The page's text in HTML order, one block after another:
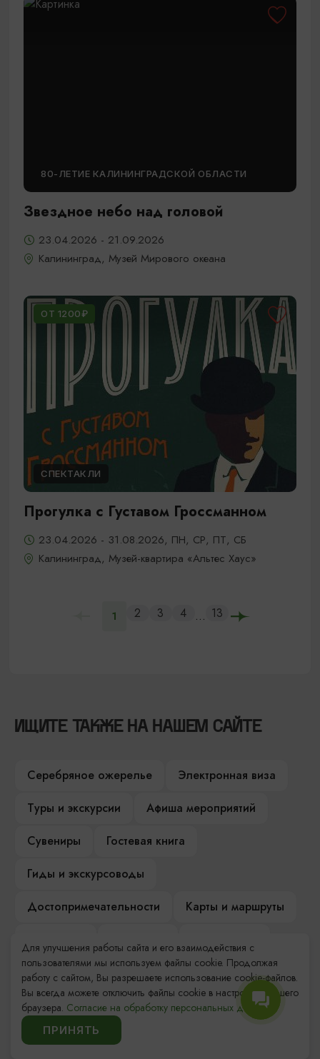
80-ЛЕТИЕ КАЛИНИНГРАДСКОЙ ОБЛАСТИ
Звездное небо над головой
23.04.2026 - 21.09.2026
Калининград, Музей Мирового океана
ОТ 1200₽
СПЕКТАКЛИ
Прогулка с Густавом Гроссманном
23.04.2026 - 31.08.2026, ПН, СР, ПТ, СБ
Калининград, Музей-квартира «Альтес Хаус»
1 2 3 4 ... 13
ИЩИТЕ ТАКЖЕ НА НАШЕМ САЙТЕ
Серебряное ожерелье
Электронная виза
Туры и экскурсии
Афиша мероприятий
Сувениры
Гостевая книга
Гиды и экскурсоводы
Достопримечательности
Карты и маршруты
Компас Балтийской кухни
Настоящий Калининградец
Музеи
Для улучшения работы сайта и его взаимодействия с
пользователями мы используем файлы cookie. Продолжая
работу с сайтом, Вы разрешаете использование cookie-файлов.
Вы всегда можете отключить файлы cookie в настройках Вашего
браузера. Согласие на обработку персональных данных.
ПРИНЯТЬ